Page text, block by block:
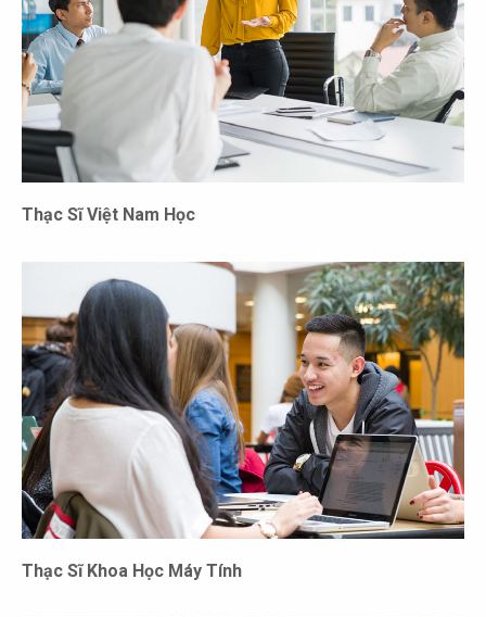
Thạc Sĩ Việt Nam Học
Thạc Sĩ Khoa Học Máy Tính